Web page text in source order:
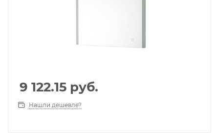
9 122.15 руб.
Нашли дешевле?